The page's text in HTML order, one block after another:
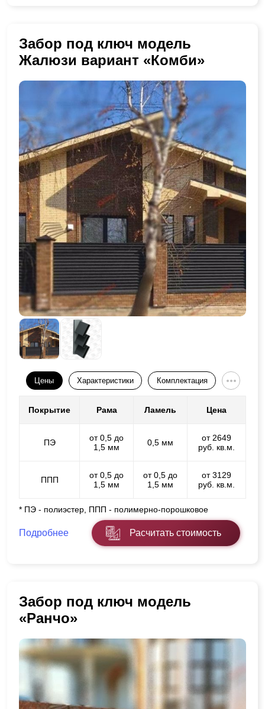
Забор под ключ модель
Жалюзи вариант «Комби»
Цены Характеристики Комплектация
Покрытие Рама Ламель Цена
ПЭ
от 0,5 до
1,5 мм
0,5 мм
от 2649
руб. кв.м.
ППП
от 0,5 до
1,5 мм
от 0,5 до
1,5 мм
от 3129
руб. кв.м.
* ПЭ - полиэстер, ППП - полимерно-порошковое
Подробнее Расчитать стоимость
Забор под ключ модель
«Ранчо»